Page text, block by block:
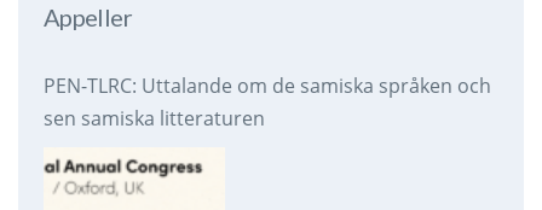
Appeller
PEN-TLRC: Uttalande om de samiska språken och
sen samiska litteraturen